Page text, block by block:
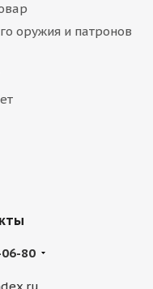
оружия и патронов
80